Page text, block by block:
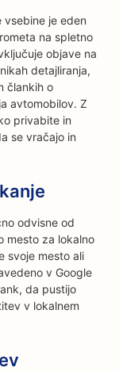
vsebine je eden
na spletno
objave na
detajliranja,
člankih o
avtomobilov. Z
privabite in
se vračajo in
odvisne od
mesto za lokalno
svoje mesto ali
v Google
da pustijo
v lokalnem